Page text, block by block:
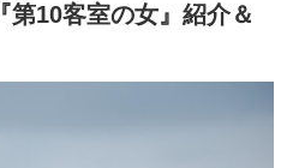
10客室の女』紹介＆